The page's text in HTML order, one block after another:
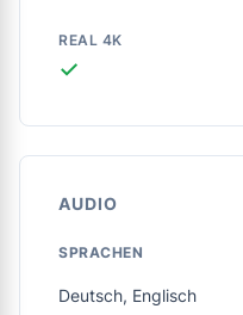
REAL 4K
✓
AUDIO
SPRACHEN
Deutsch, Englisch